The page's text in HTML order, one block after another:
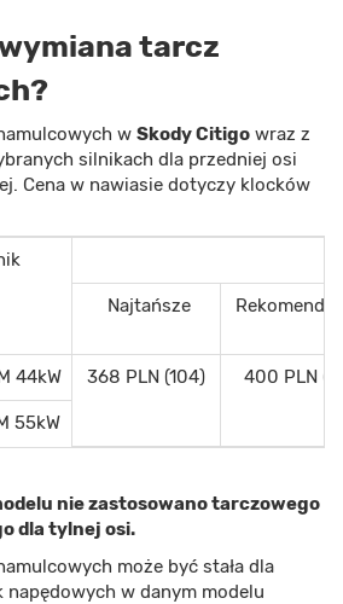
tarcz
w Skody Citigo wraz z
silnikach dla przedniej osi
Cena w nawiasie dotyczy klocków
Najtańsze
44kW 368 PLN (104) 400 PLN
55kW
nie zastosowano tarczowego
dla tylnej osi.
może być stała dla
w danym modelu